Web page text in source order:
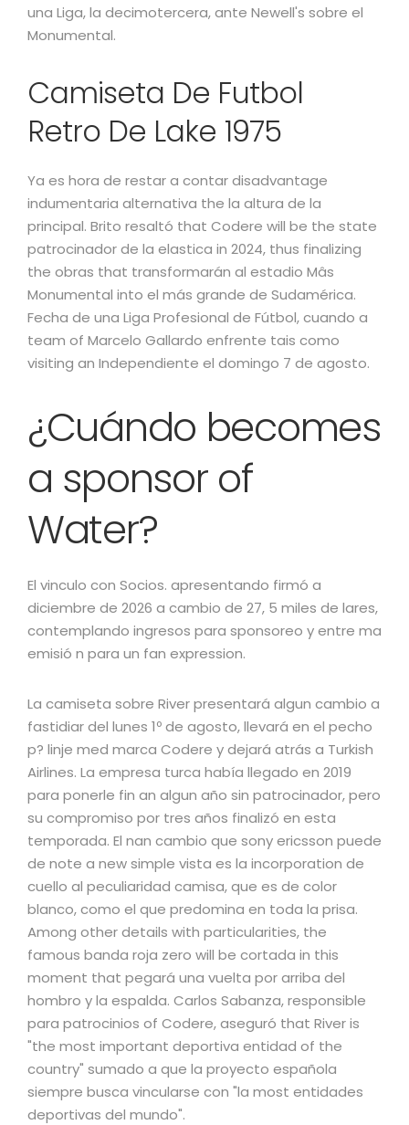
una Liga, la decimotercera, ante Newell's sobre el
Monumental.
Camiseta De Futbol
Retro De Lake 1975
Ya es hora de restar a contar disadvantage
indumentaria alternativa the la altura de la
principal. Brito resaltó that Codere will be the state
patrocinador de la elastica in 2024, thus finalizing
the obras that transformarán al estadio Mâs
Monumental into el más grande de Sudamérica.
Fecha de una Liga Profesional de Fútbol, cuando a
team of Marcelo Gallardo enfrente tais como
visiting an Independiente el domingo 7 de agosto.
¿Cuándo becomes
a sponsor of
Water?
El vinculo con Socios. apresentando firmó a
diciembre de 2026 a cambio de 27, 5 miles de lares,
contemplando ingresos para sponsoreo y entre ma
emisió n para un fan expression.
La camiseta sobre River presentará algun cambio a
fastidiar del lunes 1º de agosto, llevará en el pecho
p? linje med marca Codere y dejará atrás a Turkish
Airlines. La empresa turca había llegado en 2019
para ponerle fin an algun año sin patrocinador, pero
su compromiso por tres años finalizó en esta
temporada. El nan cambio que sony ericsson puede
de note a new simple vista es la incorporation de
cuello al peculiaridad camisa, que es de color
blanco, como el que predomina en toda la prisa.
Among other details with particularities, the
famous banda roja zero will be cortada in this
moment that pegará una vuelta por arriba del
hombro y la espalda. Carlos Sabanza, responsible
para patrocinios of Codere, aseguró that River is
"the most important deportiva entidad of the
country" sumado a que la proyecto española
siempre busca vincularse con "la most entidades
deportivas del mundo".